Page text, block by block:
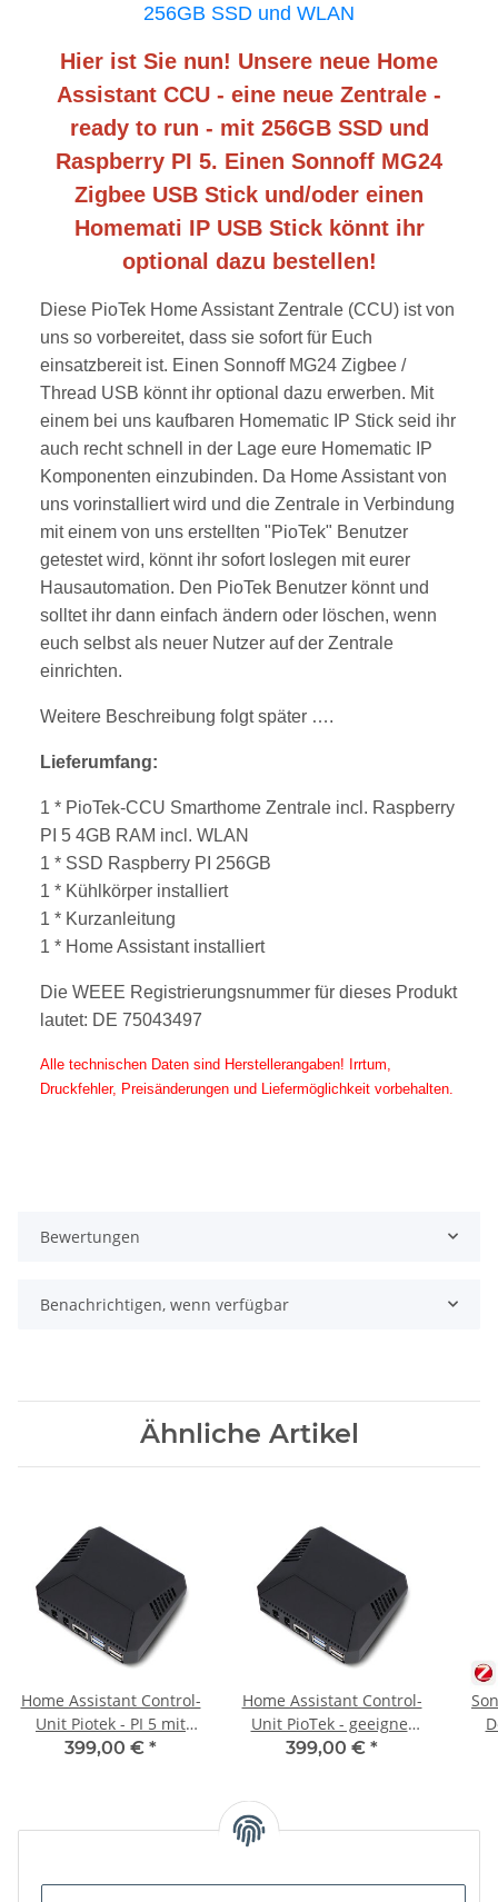
256GB SSD und WLAN
Hier ist Sie nun! Unsere neue Home
Assistant CCU - eine neue Zentrale -
ready to run - mit 256GB SSD und
Raspberry PI 5. Einen Sonnoff MG24
Zigbee USB Stick und/oder einen
Homemati IP USB Stick könnt ihr
optional dazu bestellen!
Diese PioTek Home Assistant Zentrale (CCU) ist von
uns so vorbereitet, dass sie sofort für Euch
einsatzbereit ist. Einen Sonnoff MG24 Zigbee /
Thread USB könnt ihr optional dazu erwerben. Mit
einem bei uns kaufbaren Homematic IP Stick seid ihr
auch recht schnell in der Lage eure Homematic IP
Komponenten einzubinden. Da Home Assistant von
uns vorinstalliert wird und die Zentrale in Verbindung
mit einem von uns erstellten "PioTek" Benutzer
getestet wird, könnt ihr sofort loslegen mit eurer
Hausautomation. Den PioTek Benutzer könnt und
solltet ihr dann einfach ändern oder löschen, wenn
euch selbst als neuer Nutzer auf der Zentrale
einrichten.
Weitere Beschreibung folgt später ….
Lieferumfang:
1 * PioTek-CCU Smarthome Zentrale incl. Raspberry
PI 5 4GB RAM incl. WLAN
1 * SSD Raspberry PI 256GB
1 * Kühlkörper installiert
1 * Kurzanleitung
1 * Home Assistant installiert
Die WEEE Registrierungsnummer für dieses Produkt
lautet: DE 75043497
Alle technischen Daten sind Herstellerangaben! Irrtum,
Druckfehler, Preisänderungen und Liefermöglichkeit vorbehalten.
Bewertungen
Benachrichtigen, wenn verfügbar
Ähnliche Artikel
Home Assistant Control-
Unit Piotek - PI 5 mit
256GB SSD incl. Sonoff
399,00 € *
Home Assistant Control-
Unit PioTek - geeignet
für Homematic IP -
399,00 € *